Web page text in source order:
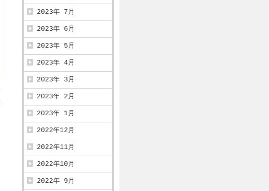
2023年 7月
2023年 6月
2023年 5月
2023年 4月
2023年 3月
2023年 2月
2023年 1月
2022年12月
2022年11月
2022年10月
2022年 9月